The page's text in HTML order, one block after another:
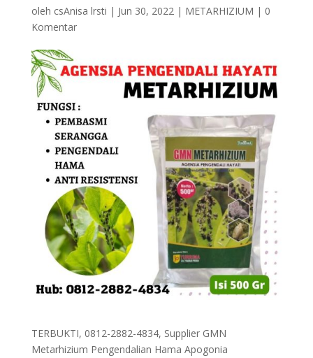
oleh csAnisa lrsti | Jun 30, 2022| METARHIZIUM | 0
Komentar
TERBUKTI, 0812-2882-4834, Supplier GMN
Metarhizium Pengendalian Hama Apogonia